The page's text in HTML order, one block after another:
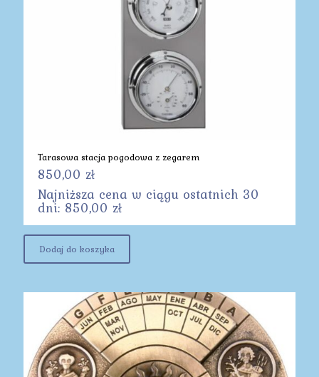
Tarasowa stacja pogodowa z zegarem
850,00 zł
Najniższa cena w ciągu ostatnich 30
dni: 850,00 zł
Dodaj do koszyka